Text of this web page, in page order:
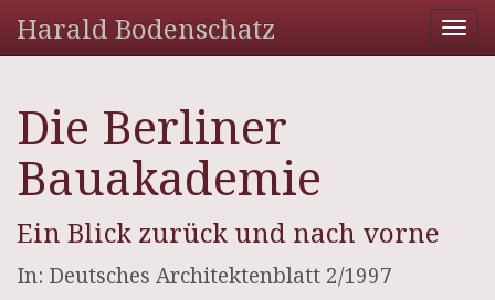
Harald Bodenschatz
Die Berliner
Bauakademie
Ein Blick zurück und nach vorne
In: Deutsches Architektenblatt 2/1997